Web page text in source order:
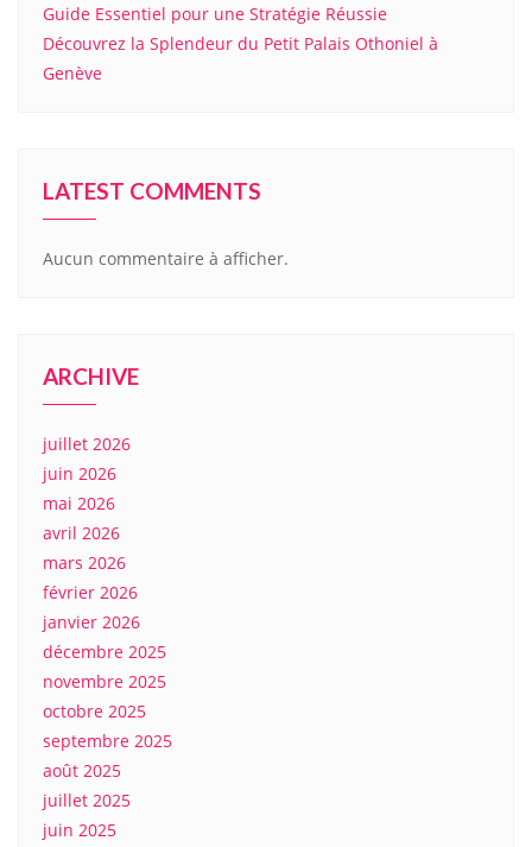
Guide Essentiel pour une Stratégie Réussie
Découvrez la Splendeur du Petit Palais Othoniel à
Genève
LATEST COMMENTS
Aucun commentaire à afficher.
ARCHIVE
juillet 2026
juin 2026
mai 2026
avril 2026
mars 2026
février 2026
janvier 2026
décembre 2025
novembre 2025
octobre 2025
septembre 2025
août 2025
juillet 2025
juin 2025